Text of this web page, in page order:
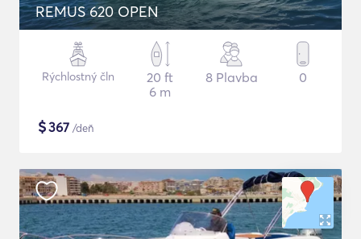
REMUS 620 OPEN
Rýchlostný čln
20 ft
6 m
8 Plavba 0
$367 /deň